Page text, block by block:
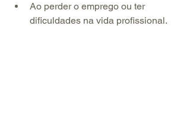
Ao perder o emprego ou ter
dificuldades na vida profissional.